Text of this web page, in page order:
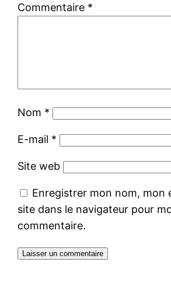
Commentaire *
Nom *
E-mail *
Site web
Enregistrer mon nom, mon
site dans le navigateur pour
commentaire.